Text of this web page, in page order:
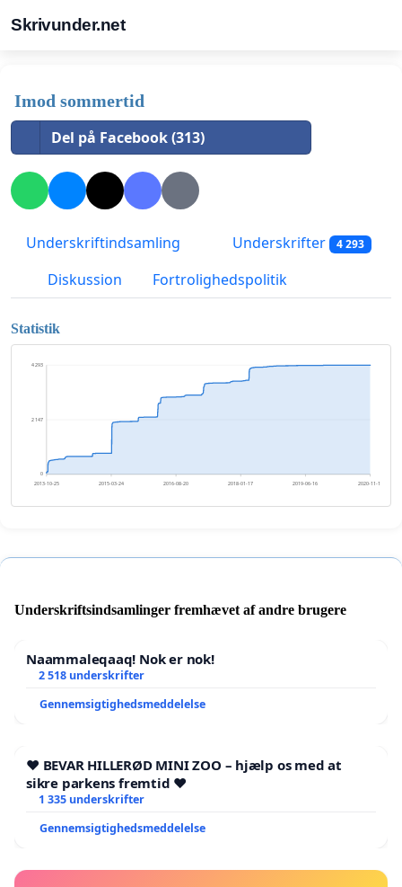
Skrivunder.net
Imod sommertid
Del på Facebook (313)
Underskriftindsamling Underskrifter 4 293
Diskussion Fortrolighedspolitik
Statistik
0
2 147
4 293
2013-10-25 2015-03-24 2016-08-20 2018-01-17 2019-06-16 2020-11-12
Underskriftsindsamlinger fremhævet af andre brugere
Naammaleqaaq! Nok er nok!
2 518 underskrifter
Gennemsigtighedsmeddelelse
❤️ BEVAR HILLERØD MINI ZOO – hjælp os med at
sikre parkens fremtid ❤️
1 335 underskrifter
Gennemsigtighedsmeddelelse